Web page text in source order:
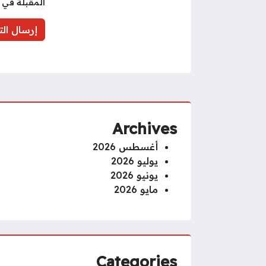
المقبلة
Archives
أغسطس 2026
يوليو 2026
يونيو 2026
مايو 2026
Categories